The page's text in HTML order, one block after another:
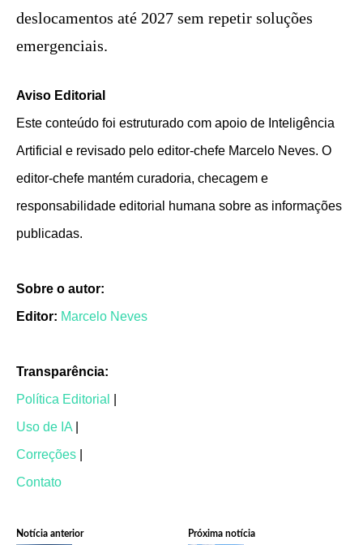
deslocamentos até 2027 sem repetir soluções
emergenciais.
Aviso Editorial
Este conteúdo foi estruturado com apoio de Inteligência
Artificial e revisado pelo editor-chefe Marcelo Neves. O
editor-chefe mantém curadoria, checagem e
responsabilidade editorial humana sobre as informações
publicadas.
Sobre o autor:
Editor: Marcelo Neves
Transparência:
Política Editorial
Uso de IA
Correções
Contato
Notícia anterior Próxima notícia